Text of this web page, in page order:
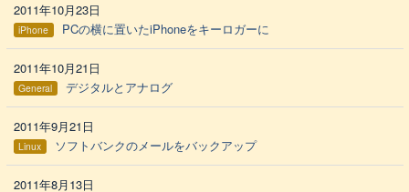
2011年10月23日
iPhone PCの横に置いたiPhoneをキーロガーに
2011年10月21日
General デジタルとアナログ
2011年9月21日
Linux ソフトバンクのメールをバックアップ
2011年8月13日